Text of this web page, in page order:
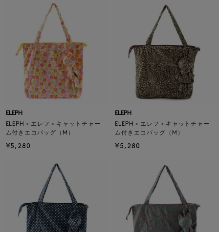
ELEPH
ELEPH＜エレフ＞キャットチャー
ム付きエコバッグ（M）
¥5,280
ELEPH
ELEPH＜エレフ＞キャットチャー
ム付きエコバッグ（M）
¥5,280